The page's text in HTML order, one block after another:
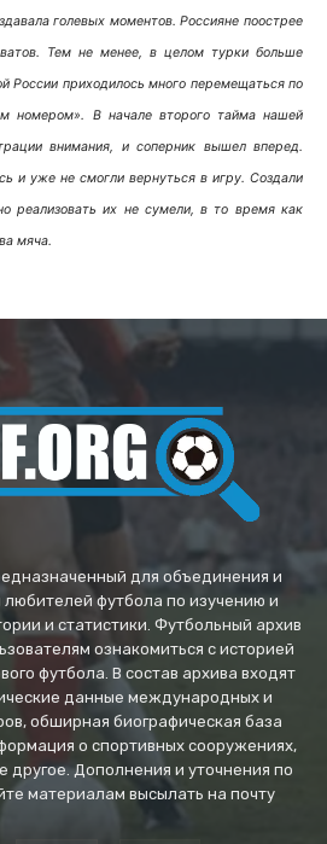
голевых моментов. Россияне поострее
Тем не менее, в целом турки больше
России приходилось много перемещаться по
номером». В начале второго тайма нашей
внимания, и соперник вышел вперед.
и уже не смогли вернуться в игру. Создали
реализовать их не сумели, в то время как
мяча.
для объединения и
футбола по изучению и
и статистики. Футбольный архив
ознакомиться с историей
футбола. В состав архива входят
данные международных и
обширная биографическая база
о спортивных сооружениях,
другое. Дополнения и уточнения по
материалам высылать на почту